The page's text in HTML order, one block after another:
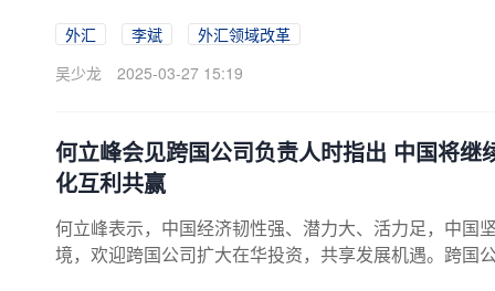
外汇 李斌
外汇领域改革
吴少龙
2025-03-27 15:19
何立峰会见跨国公司负责人时指出 中国将继
化互利共赢
何立峰表示，中国经济韧性强、潜力大、活力足，中国
境，欢迎跨国公司扩大在华投资，共享发展机遇。跨国